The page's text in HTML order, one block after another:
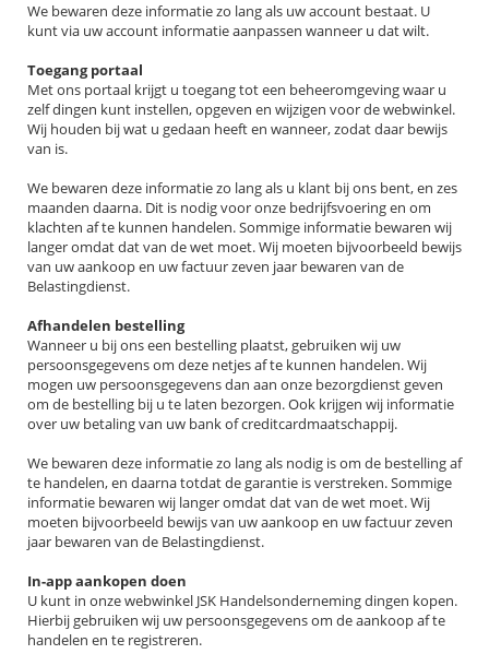
We bewaren deze informatie zo lang als uw account bestaat. U
kunt via uw account informatie aanpassen wanneer u dat wilt.
Toegang portaal
Met ons portaal krijgt u toegang tot een beheeromgeving waar u
zelf dingen kunt instellen, opgeven en wijzigen voor de webwinkel.
Wij houden bij wat u gedaan heeft en wanneer, zodat daar bewijs
van is.
We bewaren deze informatie zo lang als u klant bij ons bent, en zes
maanden daarna. Dit is nodig voor onze bedrijfsvoering en om
klachten af te kunnen handelen. Sommige informatie bewaren wij
langer omdat dat van de wet moet. Wij moeten bijvoorbeeld bewijs
van uw aankoop en uw factuur zeven jaar bewaren van de
Belastingdienst.
Afhandelen bestelling
Wanneer u bij ons een bestelling plaatst, gebruiken wij uw
persoonsgegevens om deze netjes af te kunnen handelen. Wij
mogen uw persoonsgegevens dan aan onze bezorgdienst geven
om de bestelling bij u te laten bezorgen. Ook krijgen wij informatie
over uw betaling van uw bank of creditcardmaatschappij.
We bewaren deze informatie zo lang als nodig is om de bestelling af
te handelen, en daarna totdat de garantie is verstreken. Sommige
informatie bewaren wij langer omdat dat van de wet moet. Wij
moeten bijvoorbeeld bewijs van uw aankoop en uw factuur zeven
jaar bewaren van de Belastingdienst.
In-app aankopen doen
U kunt in onze webwinkel JSK Handelsonderneming dingen kopen.
Hierbij gebruiken wij uw persoonsgegevens om de aankoop af te
handelen en te registreren.